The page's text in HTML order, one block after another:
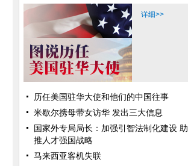
详细>>
历任美国驻华大使和他们的中国往事
米歇尔携母带女访华 发出三大信息
国家外专局局长：加强引智法制化建设 助
推人才强国战略
马来西亚客机失联